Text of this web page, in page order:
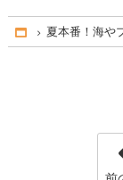
Home
夏本番！海や